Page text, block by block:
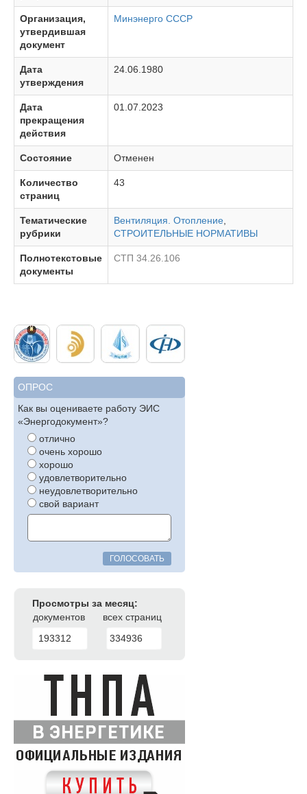
Организация,
утвердившая
документ
Минэнерго СССР
Дата
утверждения
24.06.1980
Дата
прекращения
действия
01.07.2023
Состояние Отменен
Количество
страниц
43
Тематические
рубрики
Вентиляция. Отопление,
СТРОИТЕЛЬНЫЕ НОРМАТИВЫ
Полнотекстовые
документы
СТП 34.26.106
ОПРОС
Как вы оцениваете работу ЭИС
«Энергодокумент»?
отлично
очень хорошо
хорошо
удовлетворительно
неудовлетворительно
свой вариант
ГОЛОСОВАТЬ
Просмотры за месяц:
документов
всех страниц
193312
334936